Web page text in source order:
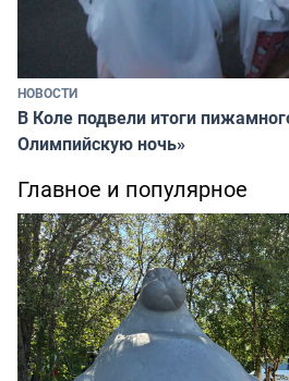
НОВОСТИ
В Коле подвели итоги
Олимпийскую ночь»
Главное и популярное